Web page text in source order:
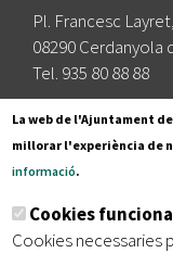
Pl. Francesc
08290 Cerdanyola
Tel. 935 80 88 88
Segueix-nos a:
Subscriu-te al
La web de l'Ajuntament
millorar l'experiència de
informació.
Cookies
Cookies necessaries